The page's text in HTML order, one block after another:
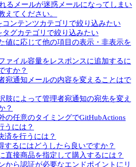
るメールが迷惑メールになってしまい
えてください。
コンテンツカテゴリで絞り込みたい
グカテゴリで絞り込みたい
値に応じて他の項目の表示・非表示を
ァイル容量をレスポンスに追加するに
すか？
宛通知メールの内容を変えることはで
肢によって管理者宛通知の宛先を変え
？
の任意のタイミングでGitHubActions
うには？
済を行うには？
するにはどうしたら良いですか？
直接商品を指定して購入するには？
から認証が必要なエンドポイントにリ